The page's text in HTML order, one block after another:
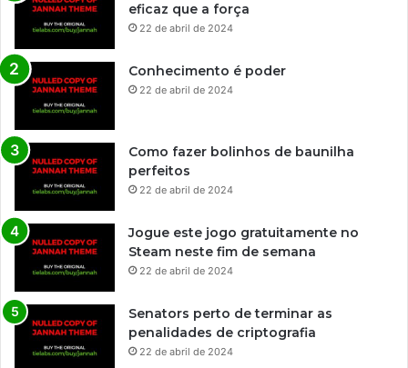
eficaz que a força
22 de abril de 2024
Conhecimento é poder
22 de abril de 2024
Como fazer bolinhos de baunilha
perfeitos
22 de abril de 2024
Jogue este jogo gratuitamente no
Steam neste fim de semana
22 de abril de 2024
Senators perto de terminar as
penalidades de criptografia
22 de abril de 2024